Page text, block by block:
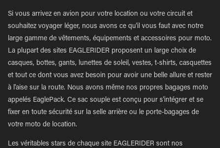
Si vous arrivez en avion pour votre location ou votre circuit et
souhaitez voyager léger, nous avons ce qu'il vous faut avec notre
large gamme de vêtements, équipements et accessoires pour moto.
La plupart des sites EAGLERIDER proposent un large choix de
casques, bottes, gants, lunettes de soleil, vestes, t-shirts, casquettes
et tout ce dont vous avez besoin pour avoir une belle allure et rester
à l'aise sur la route. Nous avons même nos propres bagages moto
appelés EaglePack. Ce sac souple est conçu pour s'intégrer et se
fixer en toute sécurité sur la selle arrière ou le porte-bagages de
votre moto de location.
Les véritables stars de chaque site EAGLERIDER sont nos